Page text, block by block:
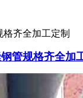
齐全加工定制
管规格齐全加